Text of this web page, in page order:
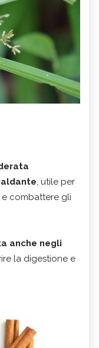
, utile per
combattere gli
anche negli
la digestione e